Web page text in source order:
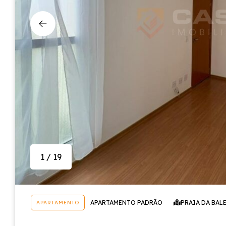
1 / 19
APARTAMENTO APARTAMENTO PADRÃO PRAIA DA